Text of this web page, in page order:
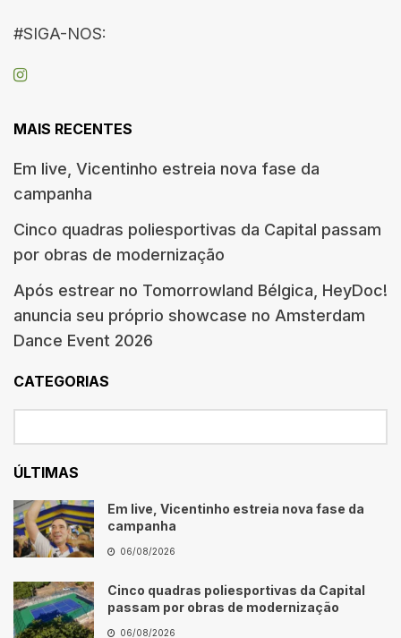
#SIGA-NOS:
MAIS RECENTES
Em live, Vicentinho estreia nova fase da
campanha
Cinco quadras poliesportivas da Capital passam
por obras de modernização
Após estrear no Tomorrowland Bélgica, HeyDoc!
anuncia seu próprio showcase no Amsterdam
Dance Event 2026
CATEGORIAS
ÚLTIMAS
Em live, Vicentinho estreia nova fase da
campanha
06/08/2026
Cinco quadras poliesportivas da Capital
passam por obras de modernização
06/08/2026